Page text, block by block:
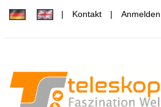
Kontakt Anmelden